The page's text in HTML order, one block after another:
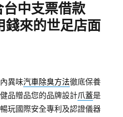
中支票借款
錢來的世足店面
異味汽車除臭方法徹底保養
品贈品您的品牌設計爪蓋是
玩國際安全專利及認證儀器